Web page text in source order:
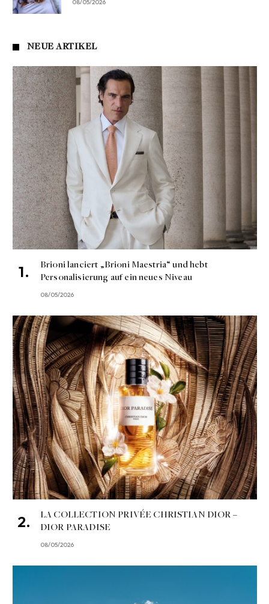
08/05/2026
NEUE ARTIKEL
Brioni lanciert „Brioni Maestria“ und hebt
Personalisierung auf ein neues Niveau
08/05/2026
LA COLLECTION PRIVÉE CHRISTIAN DIOR –
DIOR PARADISE
08/05/2026